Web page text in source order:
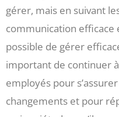
gérer, mais en suivant
communication efficace
possible de gérer
important de continuer
employés pour s’assurer
changements et pour